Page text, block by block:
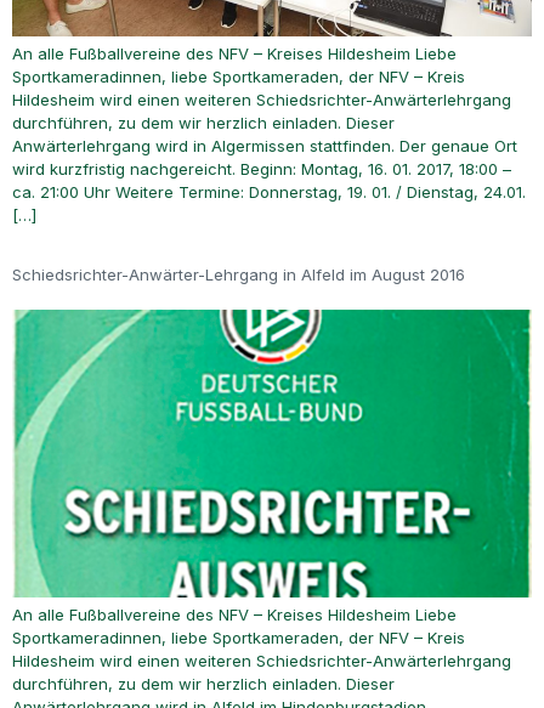
An alle Fußballvereine des NFV – Kreises Hildesheim Liebe
Sportkameradinnen, liebe Sportkameraden, der NFV – Kreis
Hildesheim wird einen weiteren Schiedsrichter-Anwärterlehrgang
durchführen, zu dem wir herzlich einladen. Dieser
Anwärterlehrgang wird in Algermissen stattfinden. Der genaue Ort
wird kurzfristig nachgereicht. Beginn: Montag, 16. 01. 2017, 18:00 –
ca. 21:00 Uhr Weitere Termine: Donnerstag, 19. 01. / Dienstag, 24.01.
[…]
Schiedsrichter-Anwärter-Lehrgang in Alfeld im August 2016
An alle Fußballvereine des NFV – Kreises Hildesheim Liebe
Sportkameradinnen, liebe Sportkameraden, der NFV – Kreis
Hildesheim wird einen weiteren Schiedsrichter-Anwärterlehrgang
durchführen, zu dem wir herzlich einladen. Dieser